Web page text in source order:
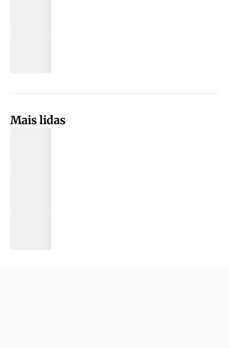
Mais lidas